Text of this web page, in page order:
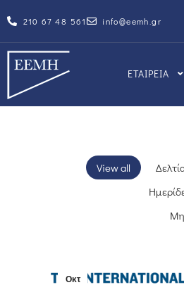
210 67 48 561 info@eemh.gr
ΕΤΑΙΡΕΙΑ
View all
Μη
Οκτ